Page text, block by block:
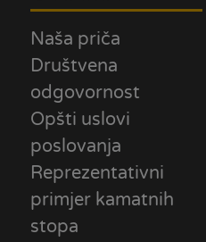
Naša priča
Društvena
odgovornost
Opšti uslovi
poslovanja
Reprezentativni
primjer kamatnih
stopa